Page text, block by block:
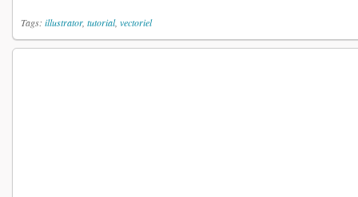
Tags: illustrator, tutorial, vectoriel